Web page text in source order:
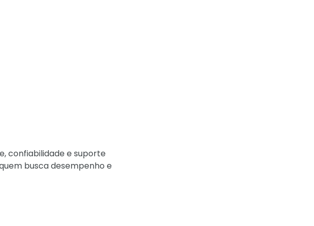
confiabilidade e suporte
busca desempenho e